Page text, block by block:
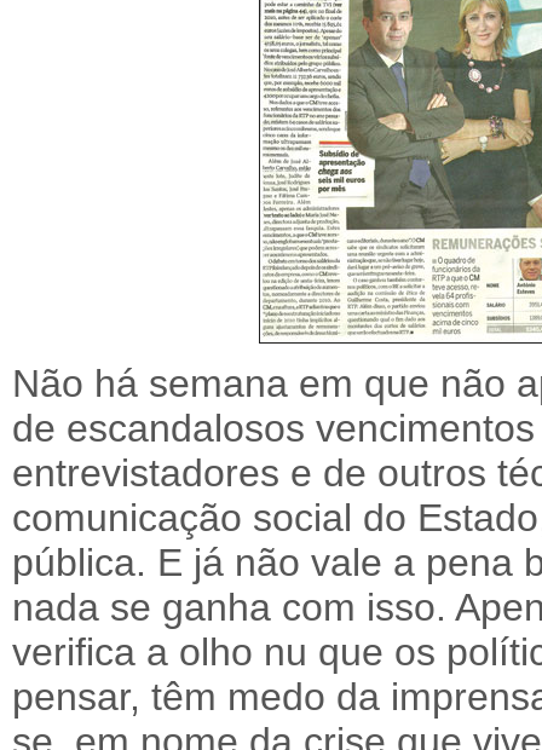
Não há semana em que não
de escandalosos
entrevistadores e de outros
comunicação social do
pública. E já não vale a pena
nada se ganha com isso.
verifica a olho nu que os
pensar, têm medo da